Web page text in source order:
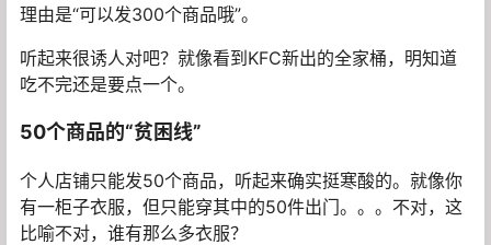
理由是“可以发300个商品哦”。
听起来很诱人对吧？就像看到KFC新出的全家桶，明知道
吃不完还是要点一个。
50个商品的“贫困线”
个人店铺只能发50个商品，听起来确实挺寒酸的。就像你
有一柜子衣服，但只能穿其中的50件出门。。。不对，这
比喻不对，谁有那么多衣服？